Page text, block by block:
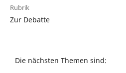
Rubrik
Zur Debatte
Die nächsten Themen sind: